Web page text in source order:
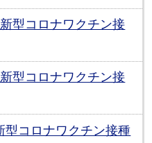
型コロナワクチン接
型コロナワクチン接
型コロナワクチン接種